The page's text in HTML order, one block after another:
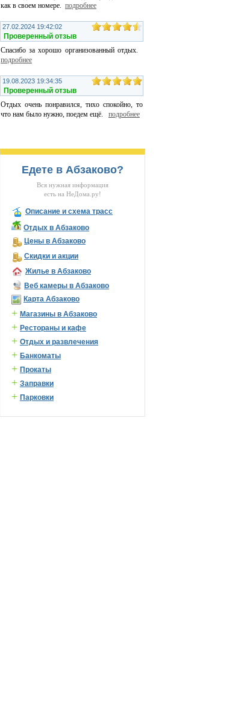
как в своем номере. подробнее
27.02.2024 19:42:02
Проверенный отзыв
Спасибо за хорошо организованный отдых.
подробнее
19.08.2023 19:34:35
Проверенный отзыв
Отдых очень понравился, тихо спокойно, то
что нам было нужно, поедем ещё. подробнее
Едете в Абзаково?
Вся нужная информация
есть на НеДома.ру!
Описание и схема трасс
Отдых в Абзаково
Цены в Абзаково
Скидки и акции
Жилье в Абзаково
Веб камеры в Абзаково
Карта Абзаково
+ Магазины в Абзаково
+ Рестораны и кафе
+ Отдых и развлечения
+ Банкоматы
+ Прокаты
+ Заправки
+ Парковки